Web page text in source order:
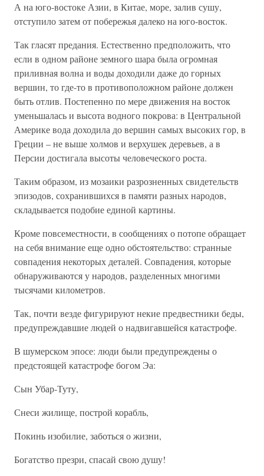
А на юго-востоке Азии, в Китае, море, залив сушу,
отступило затем от побережья далеко на юго-восток.
Так гласят предания. Естественно предположить, что
если в одном районе земного шара была огромная
приливная волна и воды доходили даже до горных
вершин, то где-то в противоположном районе должен
быть отлив. Постепенно по мере движения на восток
уменьшалась и высота водного покрова: в Центральной
Америке вода доходила до вершин самых высоких гор, в
Греции – не выше холмов и верхушек деревьев, а в
Персии достигала высоты человеческого роста.
Таким образом, из мозаики разрозненных свидетельств
эпизодов, сохранившихся в памяти разных народов,
складывается подобие единой картины.
Кроме повсеместности, в сообщениях о потопе обращает
на себя внимание еще одно обстоятельство: странные
совпадения некоторых деталей. Совпадения, которые
обнаруживаются у народов, разделенных многими
тысячами километров.
Так, почти везде фигурируют некие предвестники беды,
предупреждавшие людей о надвигавшейся катастрофе.
В шумерском эпосе: люди были предупреждены о
предстоящей катастрофе богом Эа:
Сын Убар-Туту,
Снеси жилище, построй корабль,
Покинь изобилие, заботься о жизни,
Богатство презри, спасай свою душу!